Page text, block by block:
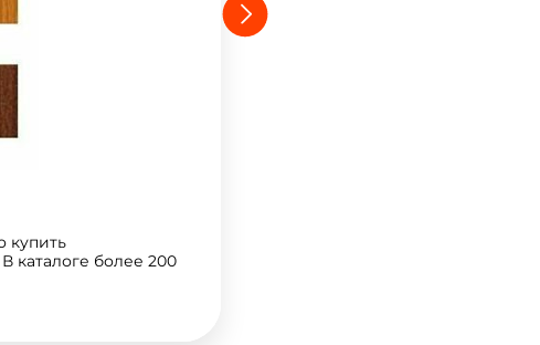
купить
каталоге более 200